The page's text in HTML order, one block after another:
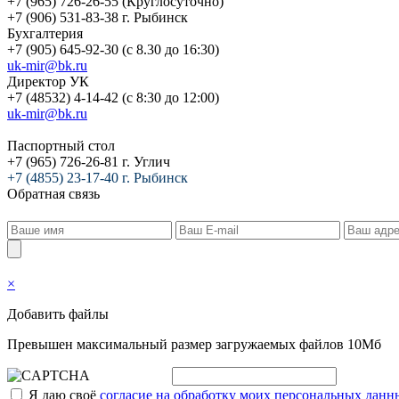
+7 (906) 531-83-38 г. Рыбинск
Бухгалтерия
+7 (905) 645-92-30 (с 8.30 до 16:30)
uk-mir@bk.ru
Директор УК
+7 (48532) 4-14-42 (с 8:30 до 12:00)
uk-mir@bk.ru
Паспортный стол
+7 (965) 726-26-81 г. Углич
+7 (4855) 23-17-40 г. Рыбинск
Обратная связь
×
Добавить файлы
Превышен максимальный размер загружаемых файлов 10Мб
Я даю своё согласие на обработку моих персональных